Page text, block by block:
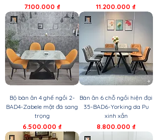
Giá
7.100.000 ₫ Giá
11.200.000 ₫
Bộ bàn ăn 4 ghế ngồi 2-
BAD4-Zabele mặt đá sang
trọng
Giá
6.500.000 ₫
Bàn ăn 6 chỗ ngồi hiện đại
35-BAD6-Yorking da Pu
xinh xắn
Giá
8.800.000 ₫